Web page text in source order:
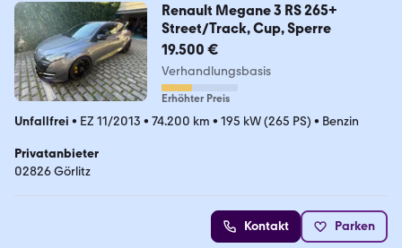
Renault Megane 3 RS 265+
Street/Track, Cup, Sperre
19.500 €
Verhandlungsbasis
Erhöhter Preis
Unfallfrei • EZ 11/2013 • 74.200 km • 195 kW (265 PS) • Benzin
Privatanbieter
02826 Görlitz
Kontakt Parken